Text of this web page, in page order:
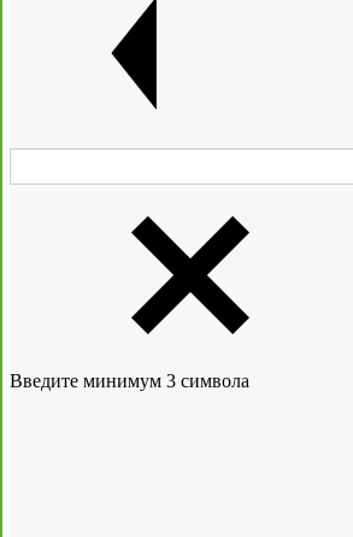
Введите минимум 3 символа